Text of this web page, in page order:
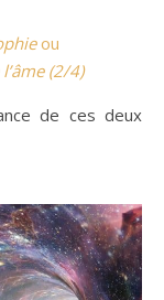
ou
(2/4)
de ces deux